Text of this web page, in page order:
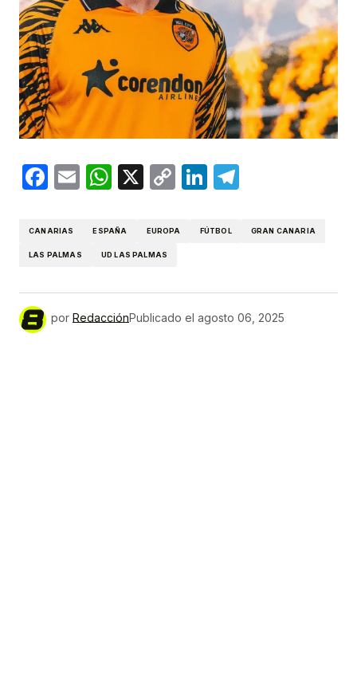
Facebook
EmailWhatsApp
X
CopyLinkedIn
CANARIAS ESPAÑA EUROPA FÚTBOL GRAN CANARIA
LAS PALMAS UD LAS PALMAS
por RedacciónPublicado el agosto 06, 2025